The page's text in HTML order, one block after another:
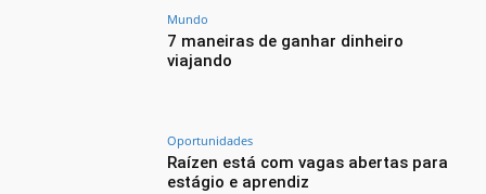
Mundo
7 maneiras de ganhar dinheiro
viajando
Oportunidades
Raízen está com vagas abertas para
estágio e aprendiz